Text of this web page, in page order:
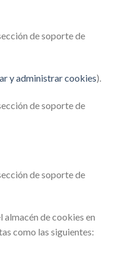
de soporte de
y administrar cookies).
de soporte de
de soporte de
de cookies en
como las siguientes: